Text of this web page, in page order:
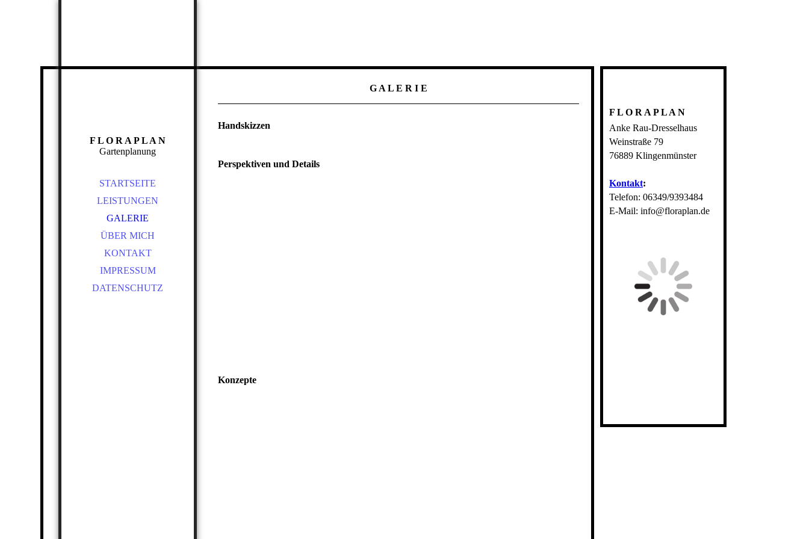
F L O R A P L A N
Gartenplanung
STARTSEITE
LEISTUNGEN
GALERIE
ÜBER MICH
KONTAKT
IMPRESSUM
DATENSCHUTZ
G A L E R I E
Handskizzen
Perspektiven und Details
Konzepte
F L O R A P L A N
Anke Rau-Dresselhaus
Weinstraße 79
76889 Klingenmünster
Kontakt:
Telefon: 06349/9393484
E-Mail: info@floraplan.de